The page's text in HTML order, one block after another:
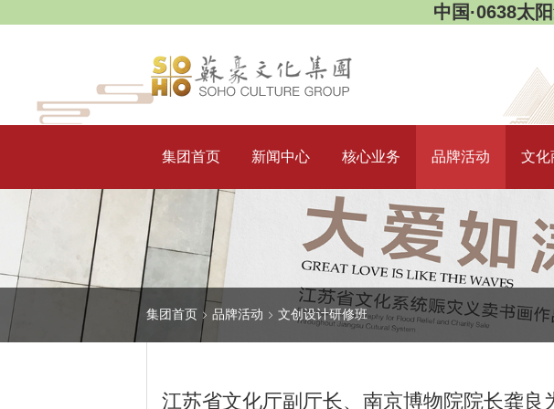
中国·0638太
集团首页 新闻中心 核心业务 品牌活动 文化
集团首页 品牌活动 文创设计研修班
江苏省文化厅副厅长、南京博物院院长龚